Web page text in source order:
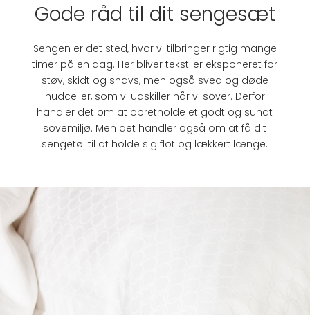
Gode råd til dit sengesæt
Sengen er det sted, hvor vi tilbringer rigtig mange
timer på en dag. Her bliver tekstiler eksponeret for
støv, skidt og snavs, men også sved og døde
hudceller, som vi udskiller når vi sover. Derfor
handler det om at opretholde et godt og sundt
sovemiljø. Men det handler også om at få dit
sengetøj til at holde sig flot og lækkert længe.